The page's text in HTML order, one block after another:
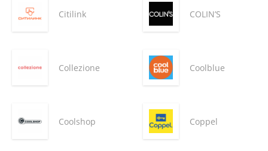
Citilink COLIN’S
Collezione Coolblue
Coolshop Coppel